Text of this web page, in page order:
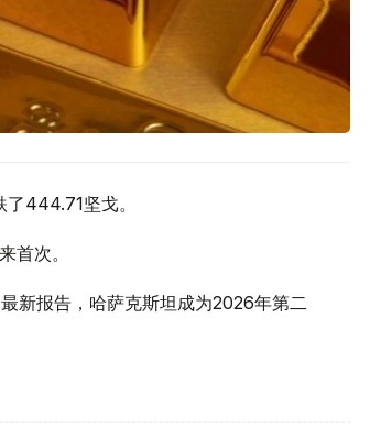
444.71坚戈。
首次。
新报告，哈萨克斯坦成为2026年第二